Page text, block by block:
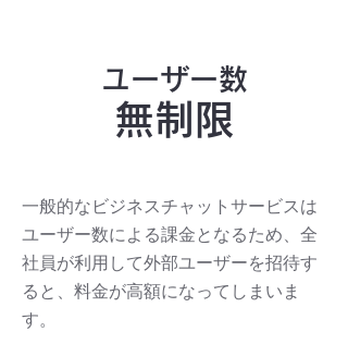
ユーザー数
無制限
一般的なビジネスチャットサービスは
ユーザー数による課金となるため、全
社員が利用して外部ユーザーを招待す
ると、料金が高額になってしまいま
す。